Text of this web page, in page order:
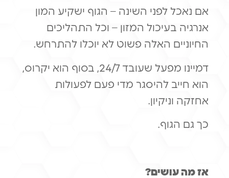
אם נאכל לפני השינה – הגוף ישקיע המון
אנרגיה בעיכול המזון – וכל התהליכים
החיוניים האלה פשוט לא יוכלו להתרחש.
דמיינו מפעל שעובד 24/7, בסוף הוא יקרוס,
הוא חייב להיסגר מדי פעם לפעולות
אחזקה וניקיון.
כך גם הגוף.
אז מה עושים?